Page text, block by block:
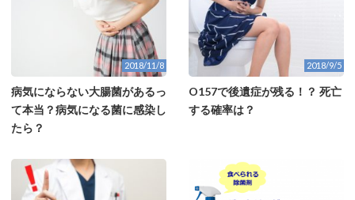
2018/11/8
病気にならない大腸菌があるっ
て本当？病気になる菌に感染し
たら？
2018/9/5
O157で後遺症が残る！？ 死亡
する確率は？